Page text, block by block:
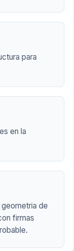
para
en la
de
firmas